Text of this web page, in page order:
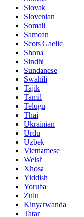
Slovak
Slovenian
Somali
Samoan
Scots Gaelic
Shona
Sindhi
Sundanese
Swahili
Tajik
Tamil
Telugu
Thai
Ukrainian
Urdu
Uzbek
Vietnamese
Welsh
Xhosa
Yiddish
Yoruba
Zulu
Kinyarwanda
Tatar